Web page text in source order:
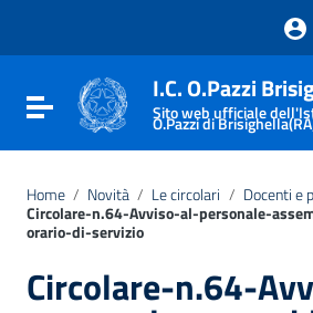
Vai al footer
Attiva / disattiva la navigazione
I.C. O.Pazzi
Sito web ufficiale
O.Pazzi di
Home / Novità / Le circolari / Docenti e
Circolare-n.64-Avviso-al-personale-
orario-di-servizio
Circolare-n.64-